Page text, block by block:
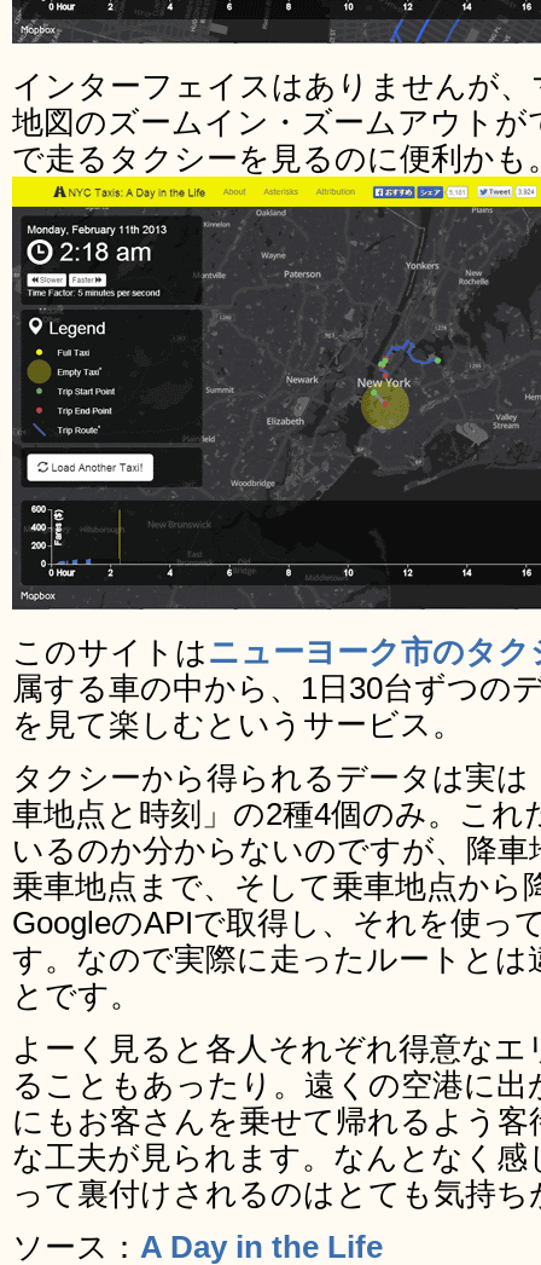
インターフェイスはありませんが
地図のズームイン・ズームアウトが
で走るタクシーを見るのに便利かも
このサイトはニューヨーク市のタ
属する車の中から、1日30台ずつの
を見て楽しむというサービス。
タクシーから得られるデータは実は
車地点と時刻」の2種4個のみ。こ
いるのか分からないのですが、降
乗車地点まで、そして乗車地点から
GoogleのAPIで取得し、それを使っ
す。なので実際に走ったルートと
とです。
よーく見ると各人それぞれ得意な
ることもあったり。遠くの空港に
にもお客さんを乗せて帰れるよう
な工夫が見られます。なんとなく
って裏付けされるのはとても気持
ソース： A Day in the Life